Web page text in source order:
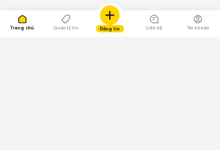
Trang chủ Quản lý tin Đăng tin Liên hệ Tài khoản